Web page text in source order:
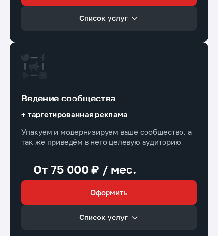
Список услуг
Ведение сообщества
+ таргетированная реклама
Упакуем и модернизируем ваше сообщество, а
так же приведём в него целевую аудиторию!
Список услуг
Оформить
От 75 000 ₽ / мес.